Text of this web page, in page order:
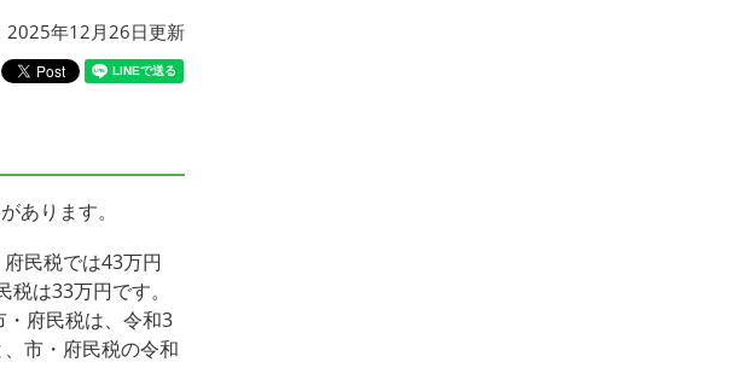
2025年12月26日更新
あります。
民税では43万円
は33万円です。
府民税は、令和3
市・府民税の令和